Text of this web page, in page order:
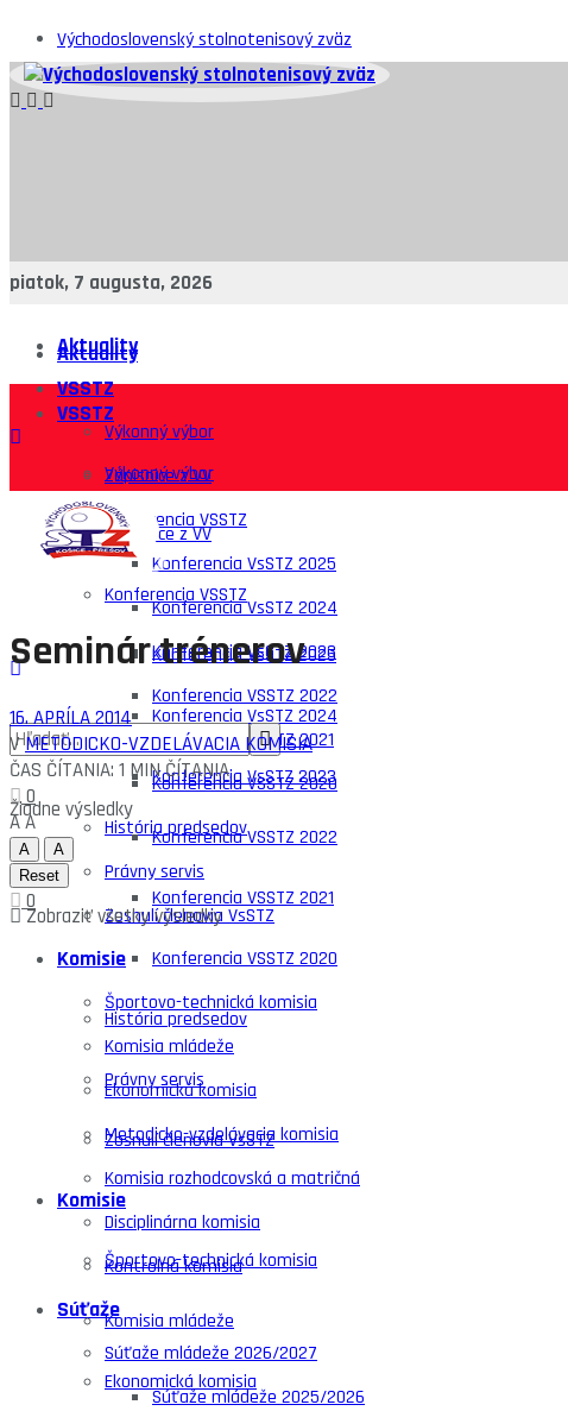
Východoslovenský stolnotenisový zväz
piatok, 7 augusta, 2026
Aktuality
VSSTZ
Výkonný výbor
Zápisnice z VV
Konferencia VSSTZ
Konferencia VsSTZ 2025
Konferencia VsSTZ 2024
Konferencia VsSTZ 2023
Konferencia VSSTZ 2022
Konferencia VSSTZ 2021
Konferencia VSSTZ 2020
História predsedov
Právny servis
Zosnulí členovia VsSTZ
Komisie
Športovo-technická komisia
Komisia mládeže
Ekonomická komisia
Metodicko-vzdelávacia komisia
Komisia rozhodcovská a matričná
Disciplinárna komisia
Kontrolná komisia
Súťaže
Súťaže mládeže 2026/2027
Súťaže mládeže 2025/2026
Aktuality
VSSTZ
Výkonný výbor
Zápisnice z VV
Konferencia VSSTZ
Konferencia VsSTZ 2025
Konferencia VsSTZ 2024
Konferencia VsSTZ 2023
Konferencia VSSTZ 2022
Konferencia VSSTZ 2021
Konferencia VSSTZ 2020
História predsedov
Právny servis
Zosnulí členovia VsSTZ
Komisie
Športovo-technická komisia
Komisia mládeže
Ekonomická komisia
Žiadne výsledky
Zobraziť všetky výsledky
Seminár trénerov
16. APRÍLA 2014
V METODICKO-VZDELÁVACIA KOMISIA
ČAS ČÍTANIA: 1 MIN ČÍTANIA
0
AA
A
A
Reset
0